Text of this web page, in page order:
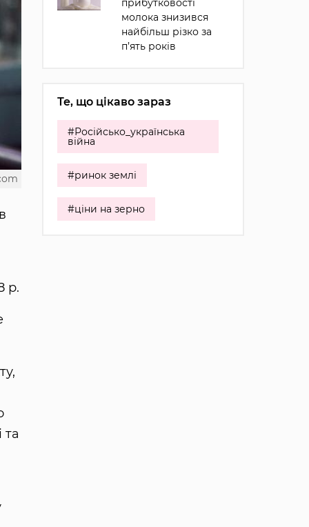
р.
та
прибутковості
молока знизився
найбільш різко за
п’ять років
Те, що цікаво зараз
#Російсько_українська
війна
#ринок землі
#ціни на зерно